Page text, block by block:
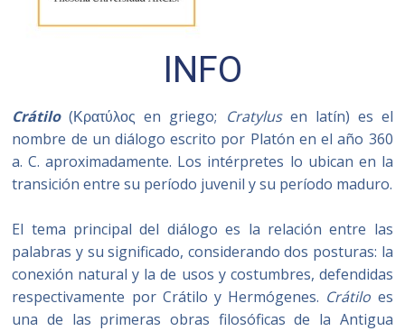
INFO
Crátilo(Κρατύλος en griego; Cratylusen latín) es el
nombre de un diálogo escrito por Platón en el año 360
a. C. aproximadamente. Los intérpretes lo ubican en la
transición entre su período juvenil y su período maduro.
El tema principal del diálogo es la relación entre las
palabras y su significado, considerando dos posturas: la
conexión natural y la de usos y costumbres, defendidas
respectivamente por Crátilo y Hermógenes. Crátilo es
una de las primeras obras filosóficas de la Antigua